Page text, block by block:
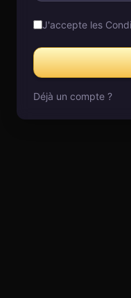
J'accepte les
Déjà un compte ?